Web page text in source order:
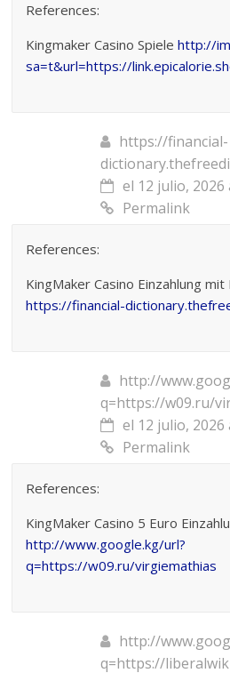
References:
Kingmaker Casino Spielehttp://
sa=t&url=https://
https://financial-
el 12 julio, 2026
Permalink
References:
KingMaker Casino Einzahlung mit
https://financial-
http://
q=https://w09.ru/
el 12 julio, 2026
Permalink
References:
KingMaker Casino 5 Euro
http://www.google.kg/url?
q=https://w09.ru/virgiemathias
http://
q=https://